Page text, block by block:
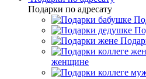
Подарки по адресату
женщине